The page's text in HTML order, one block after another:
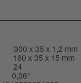
300 x 35 x 1,2 mm
160 x 35 x 15 mm
24
0,06°